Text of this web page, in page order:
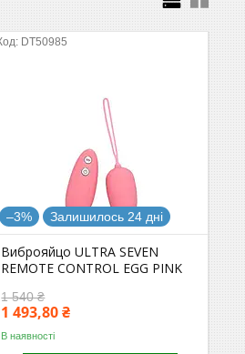
DT50985
–3% Залишилось 24 дні
Виброяйцо ULTRA SEVEN
REMOTE CONTROL EGG PINK
1 540 ₴
1 493,80 ₴
В наявності